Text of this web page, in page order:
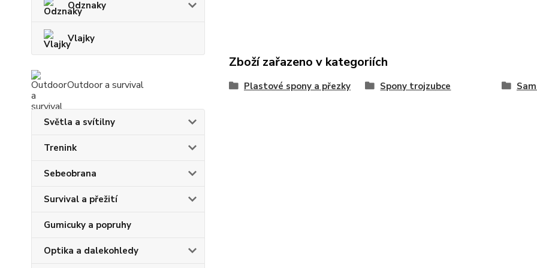
Odznaky
Vlajky
Outdoor a survival
Světla a svítilny
Trenink
Sebeobrana
Survival a přežití
Gumicuky a popruhy
Optika a dalekohledy
Zboží zařazeno v kategoriích
Plastové spony a přezky Spony trojzubce